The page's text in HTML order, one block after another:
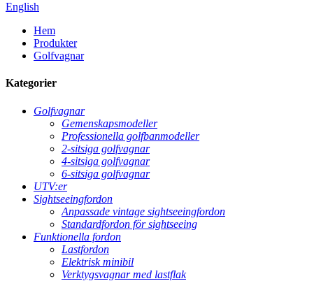
English
Hem
Produkter
Golfvagnar
Kategorier
Golfvagnar
Gemenskapsmodeller
Professionella golfbanmodeller
2-sitsiga golfvagnar
4-sitsiga golfvagnar
6-sitsiga golfvagnar
UTV:er
Sightseeingfordon
Anpassade vintage sightseeingfordon
Standardfordon för sightseeing
Funktionella fordon
Lastfordon
Elektrisk minibil
Verktygsvagnar med lastflak